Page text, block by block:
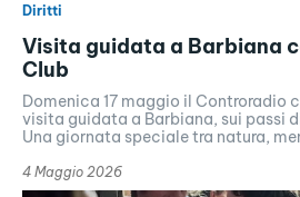
Diritti
Visita guidata a Barbiana
Club
Domenica 17 maggio il Controradio
visita guidata a Barbiana, sui passi
Una giornata speciale tra natura,
4 Maggio 2026